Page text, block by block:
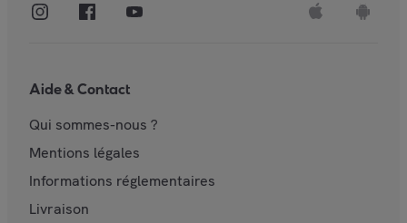
Aide & Contact
Qui sommes-nous ?
Mentions légales
Informations réglementaires
Livraison